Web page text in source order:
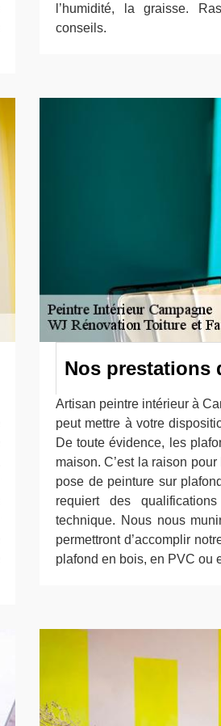
l’humidité, la graisse.
conseils.
Nos prestations
Artisan peintre intérieur à
peut mettre à votre
De toute évidence, les
maison. C’est la raison
pose de peinture sur
requiert des
technique. Nous nous
permettront d’accomplir
plafond en bois, en PVC ou